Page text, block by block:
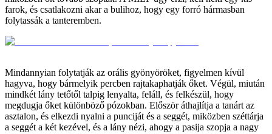
farok, és csatlakozni akar a bulihoz, hogy egy forró hármasban
folytassák a tanteremben.
Mindannyian folytatják az orális gyönyöröket, figyelmen kívül
hagyva, hogy bármelyik percben rajtakaphatják őket. Végül, miután
mindkét lány tetőtől talpig lenyalta, feláll, és felkészül, hogy
megdugja őket különböző pózokban. Először áthajlítja a tanárt az
asztalon, és elkezdi nyalni a punciját és a seggét, miközben széttárja
a seggét a két kezével, és a lány nézi, ahogy a pasija szopja a nagy